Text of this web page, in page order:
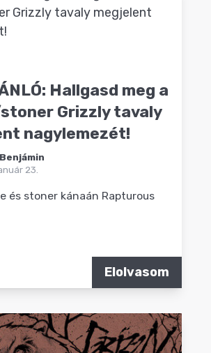
Hallgasd meg a
Grizzly tavaly
nagylemezét!
23.
és stoner kánaán Rapturous
Elolvasom